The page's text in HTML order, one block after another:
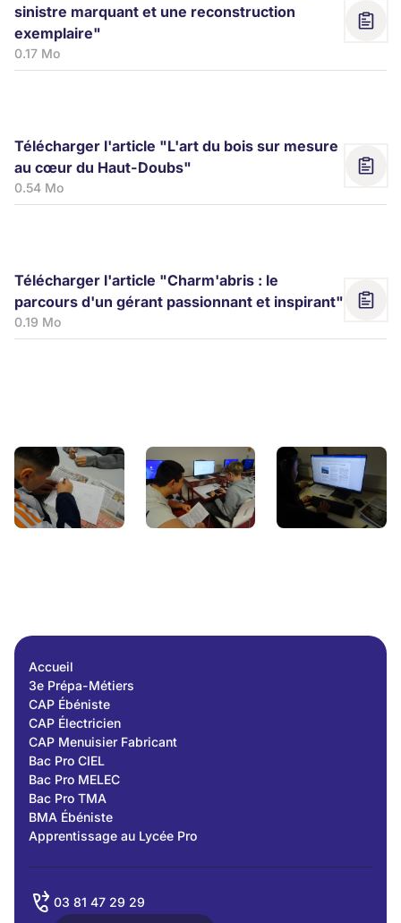
sinistre marquant et une reconstruction
exemplaire"
0.17 Mo
Télécharger l'article "L'art du bois sur mesure
au cœur du Haut-Doubs"
0.54 Mo
Télécharger l'article "Charm'abris : le
parcours d'un gérant passionnant et inspirant"
0.19 Mo
Accueil
3e Prépa-Métiers
CAP Ébéniste
CAP Électricien
CAP Menuisier Fabricant
Bac Pro CIEL
Bac Pro MELEC
Bac Pro TMA
BMA Ébéniste
Apprentissage au Lycée Pro
03 81 47 29 29